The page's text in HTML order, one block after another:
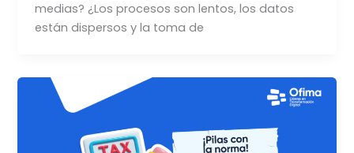
medias? ¿Los procesos son lentos, los datos
están dispersos y la toma de